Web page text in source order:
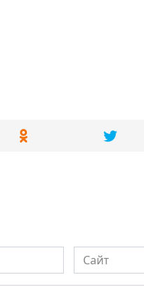
Сайт